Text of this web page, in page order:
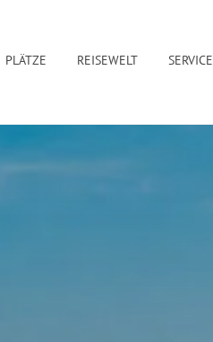
PLÄTZE REISEWELT SERVICE